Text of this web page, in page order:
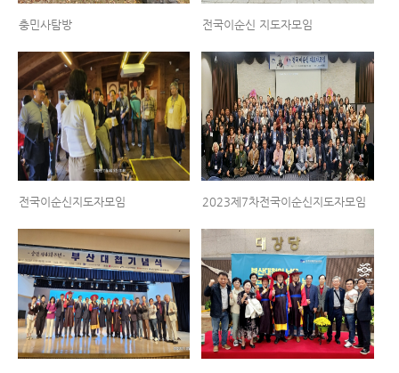
충민사탐방 전국이순신 지도자모임
전국이순신지도자모임 2023제7차전국이순신지도자모임